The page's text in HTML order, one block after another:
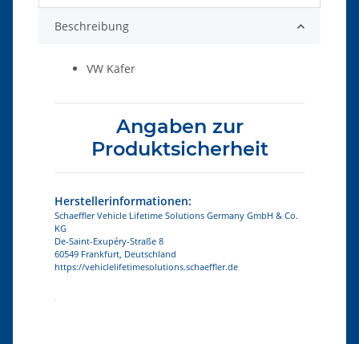
Beschreibung
VW Käfer
Angaben zur
Produktsicherheit
Herstellerinformationen:
Schaeffler Vehicle Lifetime Solutions Germany GmbH & Co.
KG
De-Saint-Exupéry-Straße 8
60549 Frankfurt, Deutschland
https://vehiclelifetimesolutions.schaeffler.de